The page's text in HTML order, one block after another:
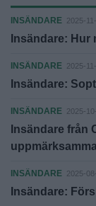
INSÄNDARE 2025-
Insändare:
INSÄNDARE 2025-
Insändare:
INSÄNDARE 2025-
Insändare från
INSÄNDARE 2025-
Insändare: